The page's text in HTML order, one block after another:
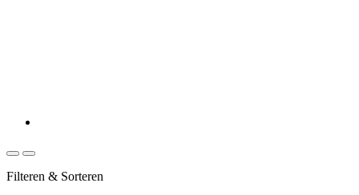
Filteren & Sorteren